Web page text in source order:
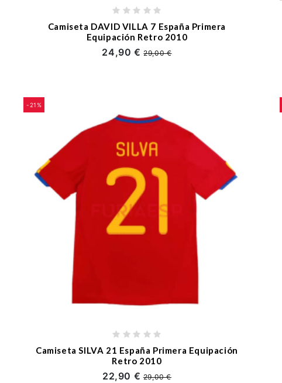
Camiseta DAVID VILLA 7 España Primera
Equipación Retro 2010
24,90 €29,00 €
-21%
Camiseta SILVA 21 España Primera Equipación
Retro 2010
22,90 €29,00 €